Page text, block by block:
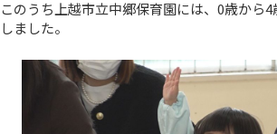
このうち上越市立中郷保育園には、0歳から
しました。